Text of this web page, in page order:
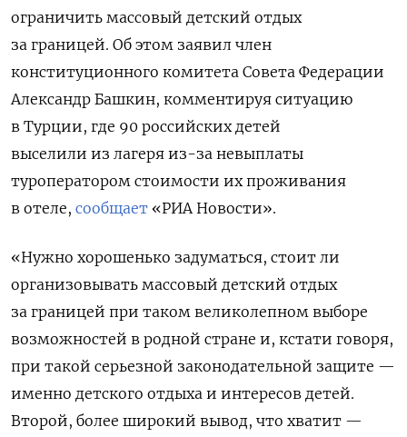
ограничить массовый детский отдых
за границей. Об этом заявил член
конституционного комитета Совета Федерации
Александр Башкин, комментируя ситуацию
в Турции, где 90 российских детей
выселили из лагеря из-за невыплаты
туроператором стоимости их проживания
в отеле, сообщает «РИА Новости».
«Нужно хорошенько задуматься, стоит ли
организовывать массовый детский отдых
за границей при таком великолепном выборе
возможностей в родной стране и, кстати говоря,
при такой серьезной законодательной защите —
именно детского отдыха и интересов детей.
Второй, более широкий вывод, что хватит —